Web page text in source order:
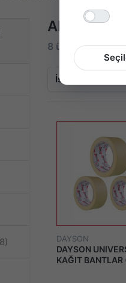
AMBALAJ
8 ürün
İsim: A'dan Z'ye
DAYSON
DAYSON
KAĞIT